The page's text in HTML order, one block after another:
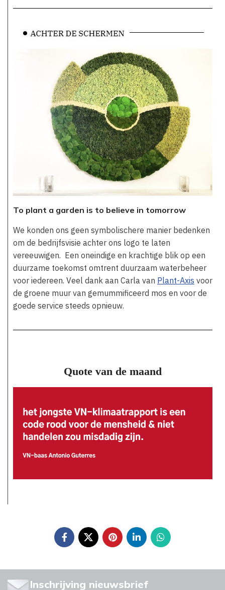
To plant a garden is to believe in tomorrow
We konden ons geen symbolischere manier bedenken
om de bedrijfsvisie achter ons logo te laten
vereeuwigen. Een oneindige en krachtige blik op een
duurzame toekomst omtrent duurzaam waterbeheer
voor iedereen. Veel dank aan Carla van Plant-Axis voor
de groene muur van gemummificeerd mos en voor de
goede service steeds opnieuw.
Quote van de maand
Inschrijving nieuwsbrief